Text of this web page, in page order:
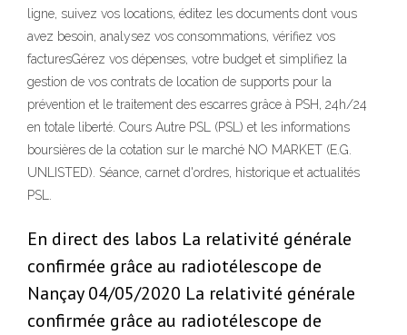
ligne, suivez vos locations, éditez les documents dont vous
avez besoin, analysez vos consommations, vérifiez vos
facturesGérez vos dépenses, votre budget et simplifiez la
gestion de vos contrats de location de supports pour la
prévention et le traitement des escarres grâce à PSH, 24h/24
en totale liberté. Cours Autre PSL (PSL) et les informations
boursières de la cotation sur le marché NO MARKET (E.G.
UNLISTED). Séance, carnet d'ordres, historique et actualités
PSL.
En direct des labos La relativité générale
confirmée grâce au radiotélescope de
Nançay 04/05/2020 La relativité générale
confirmée grâce au radiotélescope de